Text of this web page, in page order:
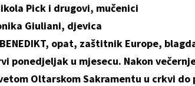
Pick i drugovi, mučenici
Giuliani, djevica
opat, zaštitnik Europe,
u mjesecu. Nakon
Oltarskom Sakramentu u crkvi do